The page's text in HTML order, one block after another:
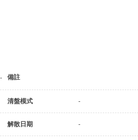
備註
-
清盤模式 -
解散日期 -